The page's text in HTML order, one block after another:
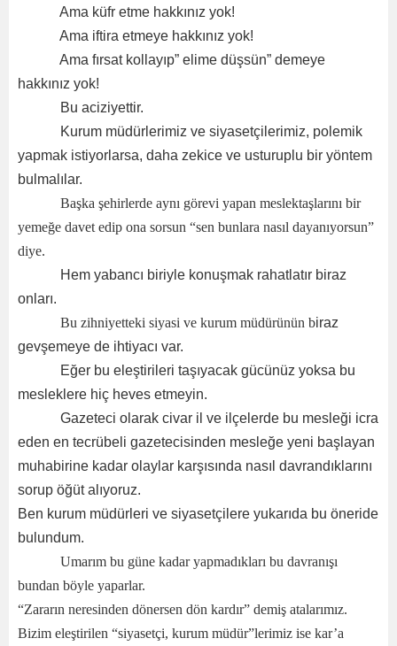
Ama küfr etme hakkınız yok!
Ama iftira etmeye hakkınız yok!
Ama fırsat kollayıp” elime düşsün” demeye
hakkınız yok!
Bu aciziyettir.
Kurum müdürlerimiz ve siyasetçilerimiz, polemik
yapmak istiyorlarsa, daha zekice ve usturuplu bir yöntem
bulmalılar.
Başka şehirlerde aynı görevi yapan meslektaşlarını bir
yemeğe davet edip ona sorsun “sen bunlara nasıl dayanıyorsun”
diye.
Hem yabancı biriyle konuşmak rahatlatır biraz
onları.
Bu zihniyetteki siyasi ve kurum müdürünün biraz
gevşemeye de ihtiyacı var.
Eğer bu eleştirileri taşıyacak gücünüz yoksa bu
mesleklere hiç heves etmeyin.
Gazeteci olarak civar il ve ilçelerde bu mesleği icra
eden en tecrübeli gazetecisinden mesleğe yeni başlayan
muhabirine kadar olaylar karşısında nasıl davrandıklarını
sorup öğüt alıyoruz.
Ben kurum müdürleri ve siyasetçilere yukarıda bu öneride
bulundum.
Umarım bu güne kadar yapmadıkları bu davranışı
bundan böyle yaparlar.
“Zararın neresinden dönersen dön kardır” demiş atalarımız.
Bizim eleştirilen “siyasetçi, kurum müdür”lerimiz ise kar’a